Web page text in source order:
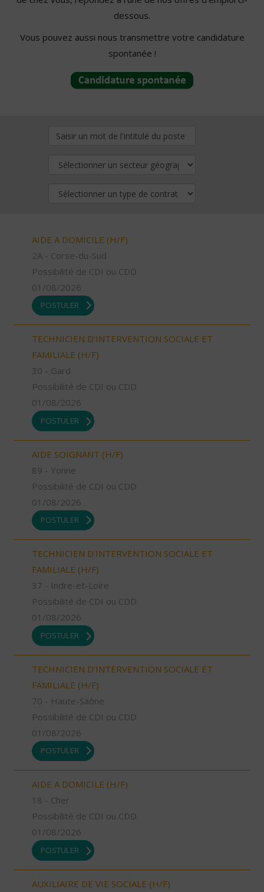
dessous.
Vous pouvez aussi nous transmettre votre candidature
spontanée !
AIDE A DOMICILE (H/F)
2A - Corse-du-Sud
Possibilité de CDI ou CDD
01/08/2026
POSTULER
TECHNICIEN D’INTERVENTION SOCIALE ET
FAMILIALE (H/F)
30 - Gard
Possibilité de CDI ou CDD
01/08/2026
POSTULER
AIDE SOIGNANT (H/F)
89 - Yonne
Possibilité de CDI ou CDD
01/08/2026
POSTULER
TECHNICIEN D’INTERVENTION SOCIALE ET
FAMILIALE (H/F)
37 - Indre-et-Loire
Possibilité de CDI ou CDD
01/08/2026
POSTULER
TECHNICIEN D’INTERVENTION SOCIALE ET
FAMILIALE (H/F)
70 - Haute-Saône
Possibilité de CDI ou CDD
01/08/2026
POSTULER
AIDE A DOMICILE (H/F)
18 - Cher
Possibilité de CDI ou CDD
01/08/2026
POSTULER
AUXILIAIRE DE VIE SOCIALE (H/F)